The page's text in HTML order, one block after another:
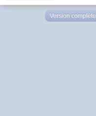
Version complète